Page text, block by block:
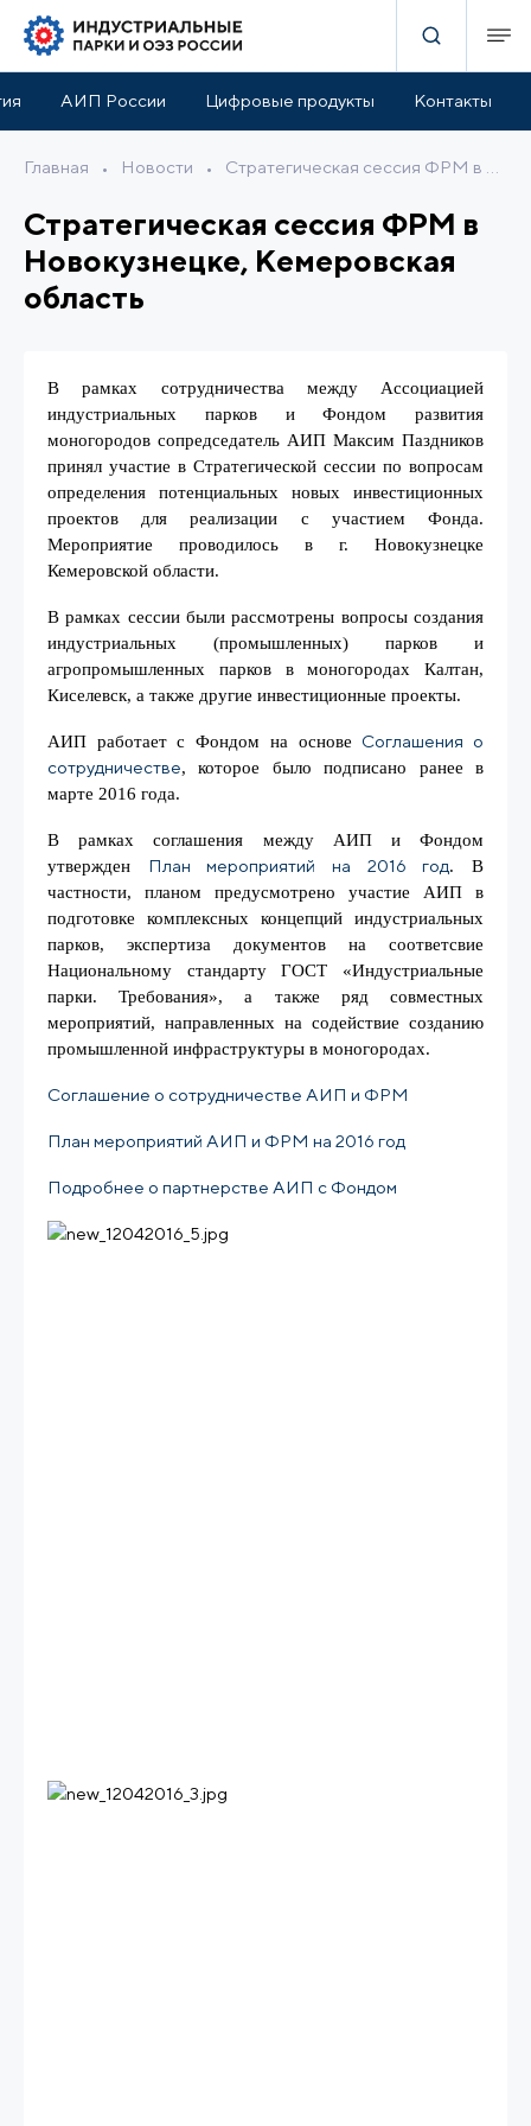
АИП России Цифровые продукты Контакты
Главная • Новости •
Стратегическая сессия ФРМ в
Новокузнецке, Кемеровская
область
В рамках сотрудничества между Ассоциацией
индустриальных парков и Фондом развития
моногородов сопредседатель АИП Максим Паздников
принял участие в Стратегической сессии по вопросам
определения потенциальных новых инвестиционных
проектов для реализации с участием Фонда.
Мероприятие проводилось в г. Новокузнецке
Кемеровской области.
В рамках сессии были рассмотрены вопросы создания
индустриальных (промышленных) парков и
агропромышленных парков в моногородах Калтан,
Киселевск, а также другие инвестиционные проекты.
АИП работает с Фондом на основе Соглашения о
сотрудничестве, которое было подписано ранее в
марте 2016 года.
В рамках соглашения между АИП и Фондом
утвержден План мероприятий на 2016 год. В
частности, планом предусмотрено участие АИП в
подготовке комплексных концепций индустриальных
парков, экспертиза документов на соответсвие
Национальному стандарту ГОСТ «Индустриальные
парки. Требования», а также ряд совместных
мероприятий, направленных на содействие созданию
промышленной инфраструктуры в моногородах.
Соглашение о сотрудничестве АИП и ФРМ
План мероприятий АИП и ФРМ на 2016 год
Подробнее о партнерстве АИП с Фондом